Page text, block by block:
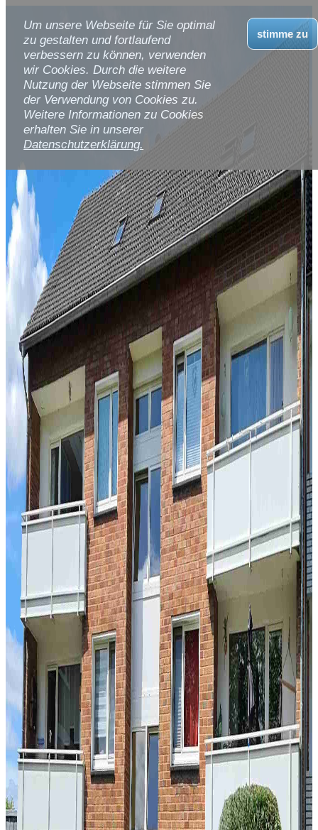
Um unsere Webseite für Sie optimal
zu gestalten und fortlaufend
verbessern zu können, verwenden
wir Cookies. Durch die weitere
Nutzung der Webseite stimmen Sie
der Verwendung von Cookies zu.
Weitere Informationen zu Cookies
erhalten Sie in unserer
Datenschutzerklärung.
stimme zu